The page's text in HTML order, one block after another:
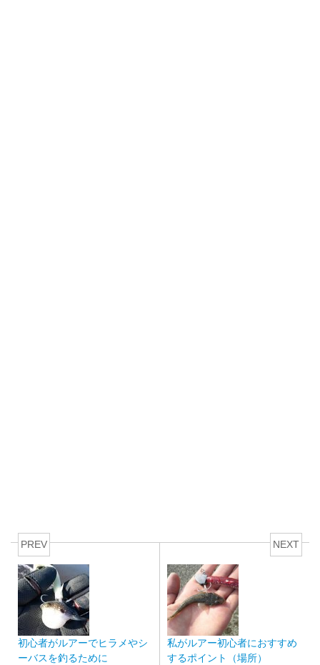
PREV
初心者がルアーでヒラメやシ
ーバスを釣るために
NEXT
私がルアー初心者におすすめ
するポイント（場所）